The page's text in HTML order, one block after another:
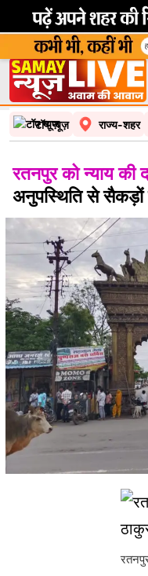
टॉप न्यूज़ राज्य-शहर
रतनपुर को न्याय की
अनुपस्थिति से सैकड़ों